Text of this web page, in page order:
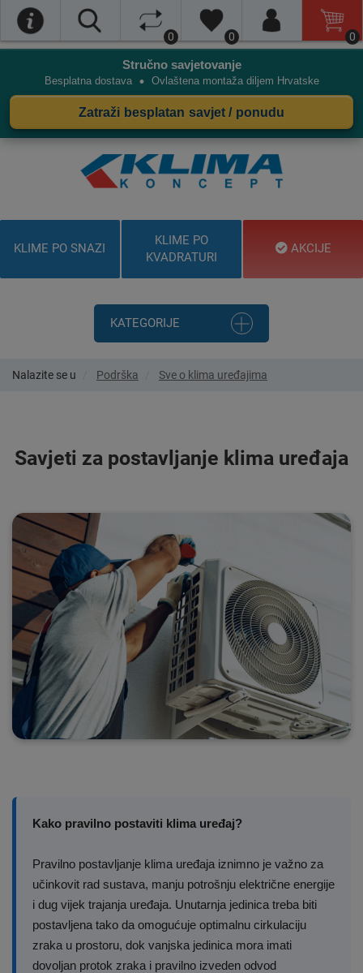
0 0 0
Stručno savjetovanje
Besplatna dostava • Ovlaštena montaža diljem Hrvatske
Zatraži besplatan savjet / ponudu
KLIME PO SNAZI
KLIME PO
KVADRATURI
AKCIJE
KATEGORIJE
Nalazite se u Podrška Sve o klima uređajima
Savjeti za postavljanje klima uređaja
Kako pravilno postaviti klima uređaj?
Pravilno postavljanje klima uređaja iznimno je važno za
učinkovit rad sustava, manju potrošnju električne energije
i dug vijek trajanja uređaja. Unutarnja jedinica treba biti
postavljena tako da omogućuje optimalnu cirkulaciju
zraka u prostoru, dok vanjska jedinica mora imati
dovoljan protok zraka i pravilno izveden odvod